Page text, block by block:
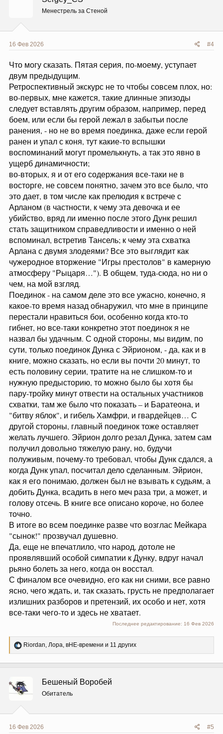
Менестрель за Стеной
16 Фев 2026 #4
Что могу сказать. Пятая серия, по-моему, уступает
двум предыдущим.
Ретроспективный экскурс не то чтобы совсем плох, но:
во-первых, мне кажется, такие длинные эпизоды
следует вставлять другим образом, например, перед
боем, или если бы герой лежал в забытьи после
ранения, - но не во время поединка, даже если герой
ранен и упал с коня, тут какие-то вспышки
воспоминаний могут промелькнуть, а так это явно в
ущерб динамичности;
во-вторых, я и от его содержания все-таки не в
восторге, не совсем понятно, зачем это все было, что
это дает, в том числе как прелюдия к встрече с
Арланом (в частности, к чему эта девочка и ее
убийство, вряд ли именно после этого Дунк решил
стать защитником справедливости и именно о ней
вспоминал, встретив Тансель; к чему эта схватка
Арлана с двумя злодеями? Все это выглядит как
чужеродное вторжение "Игры престолов" в камерную
атмосферу "Рыцаря…"). В общем, туда-сюда, но ни о
чем, на мой взгляд.
Поединок - на самом деле это все ужасно, конечно, я
какое-то время назад обнаружил, что мне в принципе
перестали нравиться бои, особенно когда кто-то
гибнет, но все-таки конкретно этот поединок я не
назвал бы удачным. С одной стороны, мы видим, по
сути, только поединок Дунка с Эйрионом, - да, как и в
книге, можно сказать, но если вы почти 20 минут, то
есть половину серии, тратите на не слишком-то и
нужную предысторию, то можно было бы хотя бы
пару-тройку минут отвести на остальных участников
схватки, там же было что показать – и Баратеона, и
"битву яблок", и гибель Хамфри, и гвардейцев… С
другой стороны, главный поединок тоже оставляет
желать лучшего. Эйрион долго резал Дунка, затем сам
получил довольно тяжелую рану, но, будучи
полуживым, почему-то требовал, чтобы Дунк сдался, а
когда Дунк упал, посчитал дело сделанным. Эйрион,
как я его понимаю, должен был не взывать к судьям, а
добить Дунка, всадить в него меч раза три, а может, и
голову отсечь. В книге все описано короче, но более
точно.
В итоге во всем поединке разве что возглас Мейкара
"сынок!" прозвучал душевно.
Да, еще не впечатлило, что народ, дотоле не
проявлявший особой симпатии к Дунку, вдруг начал
рьяно болеть за него, когда он восстал.
С финалом все очевидно, его как ни сними, все равно
ясно, чего ждать, и, так сказать, грусть не предполагает
излишних разборов и претензий, их особо и нет, хотя
все-таки чего-то и здесь не хватает.
Последнее редактирование: 16 Фев 2026
Р
е
и
и
Riordan, Лора, вНЕ-времени и 11 других
Бешеный Воробей
Обитатель
16 Фев 2026 #5